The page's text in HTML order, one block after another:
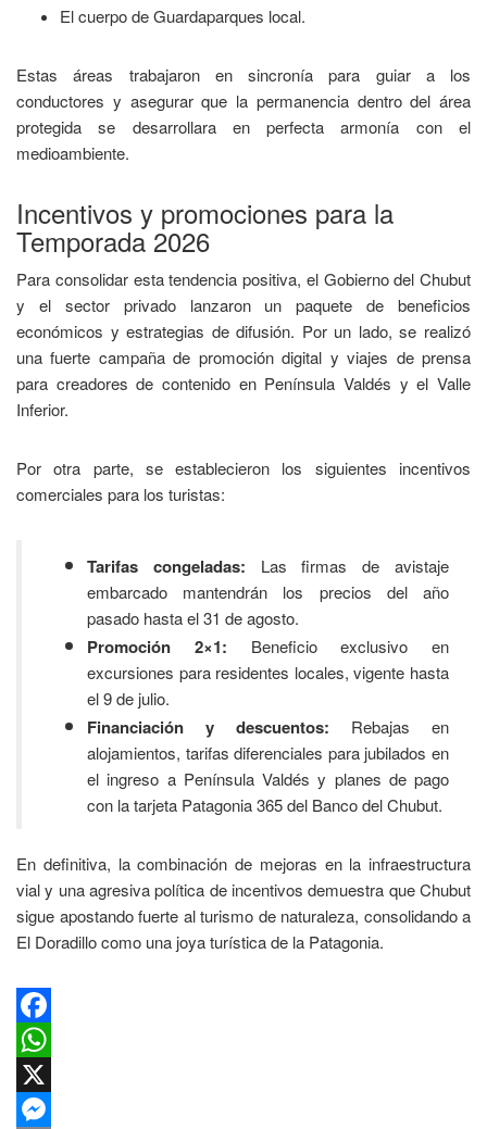
El cuerpo de Guardaparques local.
Estas áreas trabajaron en sincronía para guiar a los
conductores y asegurar que la permanencia dentro del área
protegida se desarrollara en perfecta armonía con el
medioambiente.
Incentivos y promociones para la
Temporada 2026
Para consolidar esta tendencia positiva, el Gobierno del Chubut
y el sector privado lanzaron un paquete de beneficios
económicos y estrategias de difusión. Por un lado, se realizó
una fuerte campaña de promoción digital y viajes de prensa
para creadores de contenido en Península Valdés y el Valle
Inferior.
Por otra parte, se establecieron los siguientes incentivos
comerciales para los turistas:
Tarifas congeladas: Las firmas de avistaje
embarcado mantendrán los precios del año
pasado hasta el 31 de agosto.
Promoción 2×1: Beneficio exclusivo en
excursiones para residentes locales, vigente hasta
el 9 de julio.
Financiación y descuentos: Rebajas en
alojamientos, tarifas diferenciales para jubilados en
el ingreso a Península Valdés y planes de pago
con la tarjeta Patagonia 365 del Banco del Chubut.
En definitiva, la combinación de mejoras en la infraestructura
vial y una agresiva política de incentivos demuestra que Chubut
sigue apostando fuerte al turismo de naturaleza, consolidando a
El Doradillo como una joya turística de la Patagonia.
Facebook
WhatsApp
X